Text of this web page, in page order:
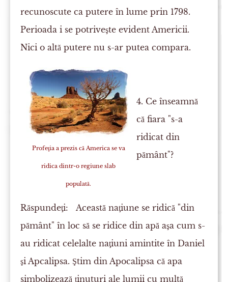
recunoscute ca putere în lume prin 1798.
Perioada i se potriveşte evident Americii.
Nici o altă putere nu s-ar putea compara.
Profeţia a prezis că America se va
ridica dintr-o regiune slab
populată.
4. Ce înseamnă
că fiara "s-a
ridicat din
pământ"?
Răspundeţi: Această naţiune se ridică "din
pământ" în loc să se ridice din apă aşa cum s-
au ridicat celelalte naţiuni amintite în Daniel
şi Apcalipsa. Ştim din Apocalipsa că apa
simbolizează ţinuturi ale lumii cu multă